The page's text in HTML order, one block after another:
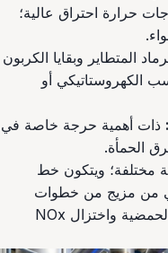
حرارة احتراق عالية؛
المتطاير وبقايا الكربون
الكهروستاتيكي أو
ذات أهمية حرجة خاصة في
الحمأة.
ويتكون خط
من مزيج من خطوات
التحكم في الجسيمات ومعادلة الغازات الحمضية واختزال NOx